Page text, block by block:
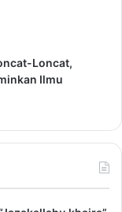
Loncat,
Ilmu